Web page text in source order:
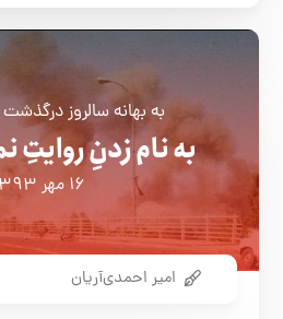
به بهانه سالروز
به نام زدنِ روایتِ
۱۶ مهر ۱۳۹۳
امیر احمدی‌آریان